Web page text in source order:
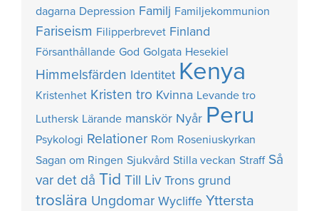
dagarna Depression Familj Familjekommunion
Fariseism Filipperbrevet Finland
Försanthållande God Golgata Hesekiel
Himmelsfärden Identitet Kenya
Kristenhet Kristen tro Kvinna Levande tro
Luthersk Lärande manskör Nyår Peru
Psykologi Relationer Rom Roseniuskyrkan
Sagan om Ringen Sjukvård Stilla veckan Straff Så
var det då Tid Till Liv Trons grund
troslära Ungdomar Wycliffe Yttersta